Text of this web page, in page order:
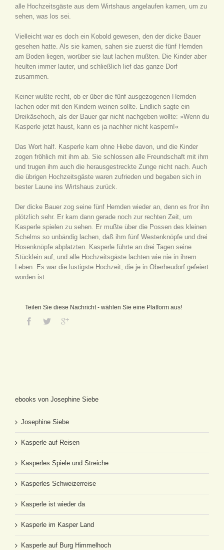
alle Hochzeitsgäste aus dem Wirtshaus angelaufen kamen, um zu
sehen, was los sei.
Vielleicht war es doch ein Kobold gewesen, den der dicke Bauer
gesehen hatte. Als sie kamen, sahen sie zuerst die fünf Hemden
am Boden liegen, worüber sie laut lachen mußten. Die Kinder aber
heulten immer lauter, und schließlich lief das ganze Dorf
zusammen.
Keiner wußte recht, ob er über die fünf ausgezogenen Hemden
lachen oder mit den Kindern weinen sollte. Endlich sagte ein
Dreikäsehoch, als der Bauer gar nicht nachgeben wollte: »Wenn du
Kasperle jetzt haust, kann es ja nachher nicht kaspern!«
Das Wort half. Kasperle kam ohne Hiebe davon, und die Kinder
zogen fröhlich mit ihm ab. Sie schlossen alle Freundschaft mit ihm
und trugen ihm auch die herausgestreckte Zunge nicht nach. Auch
die übrigen Hochzeitsgäste waren zufrieden und begaben sich in
bester Laune ins Wirtshaus zurück.
Der dicke Bauer zog seine fünf Hemden wieder an, denn es fror ihn
plötzlich sehr. Er kam dann gerade noch zur rechten Zeit, um
Kasperle spielen zu sehen. Er mußte über die Possen des kleinen
Schelms so unbändig lachen, daß ihm fünf Westenknöpfe und drei
Hosenknöpfe abplatzten. Kasperle führte an drei Tagen seine
Stücklein auf, und alle Hochzeitsgäste lachten wie nie in ihrem
Leben. Es war die lustigste Hochzeit, die je in Oberheudorf gefeiert
worden ist.
Teilen Sie diese Nachricht - wählen Sie eine Platform aus!
ebooks von Josephine Siebe
Josephine Siebe
Kasperle auf Reisen
Kasperles Spiele und Streiche
Kasperles Schweizerreise
Kasperle ist wieder da
Kasperle im Kasper Land
Kasperle auf Burg Himmelhoch